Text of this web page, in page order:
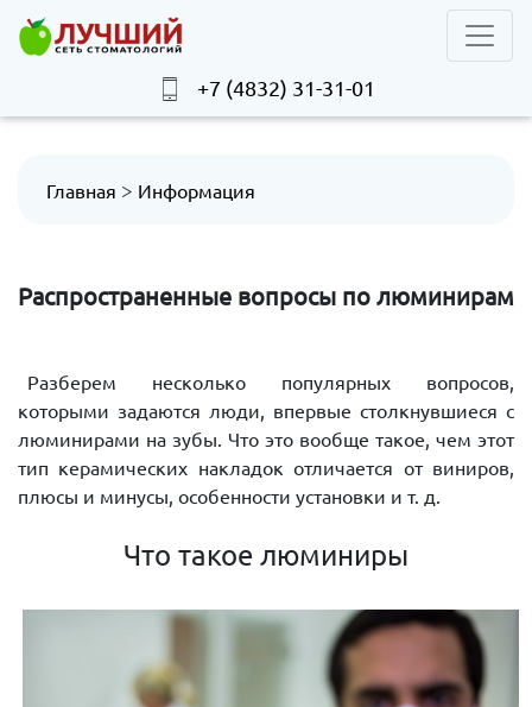
+7 (4832) 31-31-01
Главная > Информация
Распространенные вопросы по люминирам
Разберем несколько популярных вопросов,
которыми задаются люди, впервые столкнувшиеся с
люминирами на зубы. Что это вообще такое, чем этот
тип керамических накладок отличается от виниров,
плюсы и минусы, особенности установки и т. д.
Что такое люминиры